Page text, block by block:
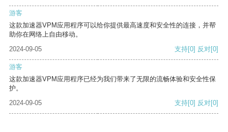
游客
这款加速器VPM应用程序可以给你提供最高速度和安全性的连接，并帮
助你在网络上自由移动。
2024-09-05
支持[0] 反对[0]
游客
这款加速器VPM应用程序已经为我们带来了无限的流畅体验和安全性保
护。
2024-09-05
支持[0] 反对[0]